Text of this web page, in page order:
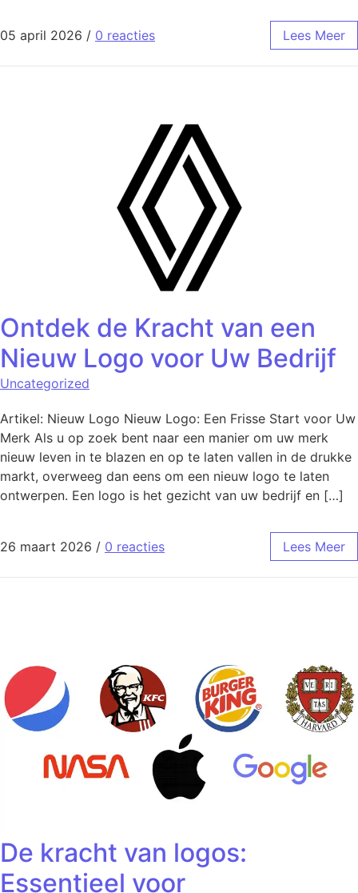
05 april 2026 / 0 reacties Lees Meer
Ontdek de Kracht van een
Nieuw Logo voor Uw Bedrijf
Uncategorized
Artikel: Nieuw Logo Nieuw Logo: Een Frisse Start voor Uw
Merk Als u op zoek bent naar een manier om uw merk
nieuw leven in te blazen en op te laten vallen in de drukke
markt, overweeg dan eens om een nieuw logo te laten
ontwerpen. Een logo is het gezicht van uw bedrijf en […]
26 maart 2026 / 0 reacties Lees Meer
De kracht van logos:
Essentieel voor